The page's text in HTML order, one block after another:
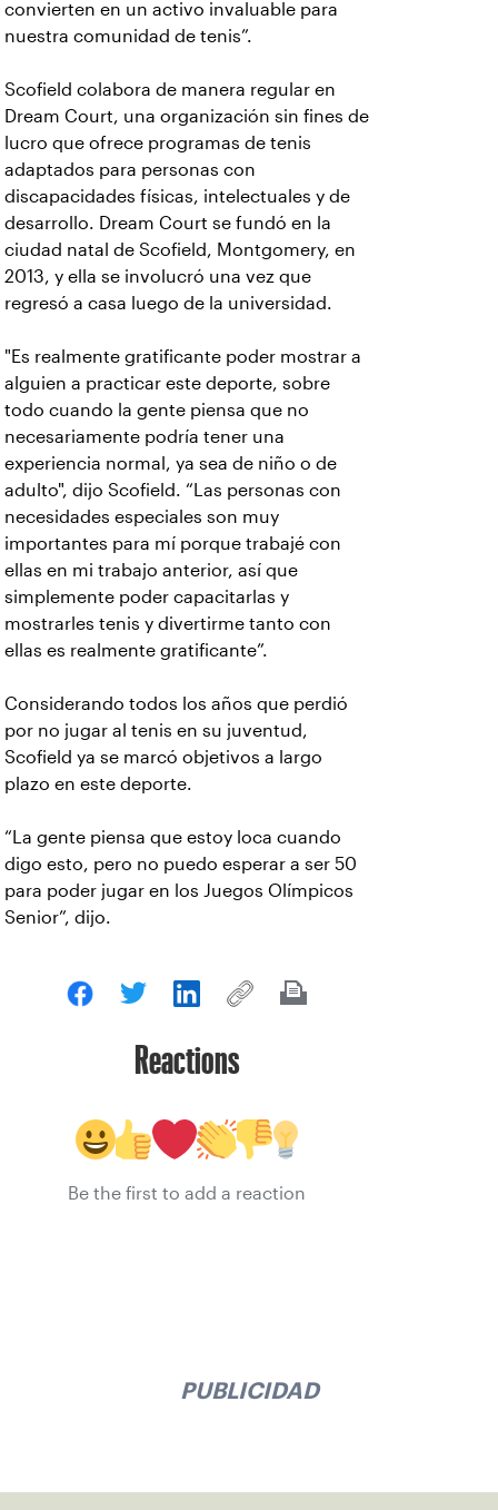
convierten en un activo invaluable para
nuestra comunidad de tenis”.
Scofield colabora de manera regular en
Dream Court, una organización sin fines de
lucro que ofrece programas de tenis
adaptados para personas con
discapacidades físicas, intelectuales y de
desarrollo. Dream Court se fundó en la
ciudad natal de Scofield, Montgomery, en
2013, y ella se involucró una vez que
regresó a casa luego de la universidad.
"Es realmente gratificante poder mostrar a
alguien a practicar este deporte, sobre
todo cuando la gente piensa que no
necesariamente podría tener una
experiencia normal, ya sea de niño o de
adulto", dijo Scofield. “Las personas con
necesidades especiales son muy
importantes para mí porque trabajé con
ellas en mi trabajo anterior, así que
simplemente poder capacitarlas y
mostrarles tenis y divertirme tanto con
ellas es realmente gratificante”.
Considerando todos los años que perdió
por no jugar al tenis en su juventud,
Scofield ya se marcó objetivos a largo
plazo en este deporte.
“La gente piensa que estoy loca cuando
digo esto, pero no puedo esperar a ser 50
para poder jugar en los Juegos Olímpicos
Senior”, dijo.
Reactions
Be the first to add a reaction
PUBLICIDAD